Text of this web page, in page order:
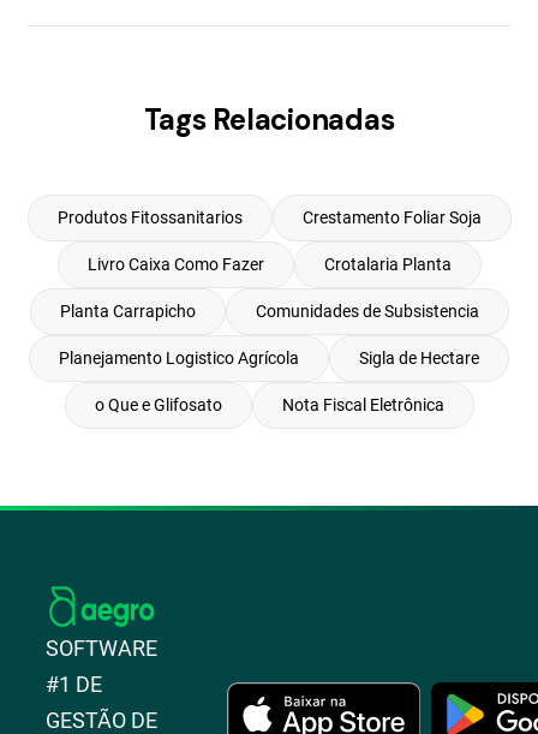
Tags Relacionadas
Produtos Fitossanitarios Crestamento Foliar Soja
Livro Caixa Como Fazer Crotalaria Planta
Planta Carrapicho Comunidades de Subsistencia
Planejamento Logistico Agrícola Sigla de Hectare
o Que e Glifosato Nota Fiscal Eletrônica
SOFTWARE
#1 DE
GESTÃO DE